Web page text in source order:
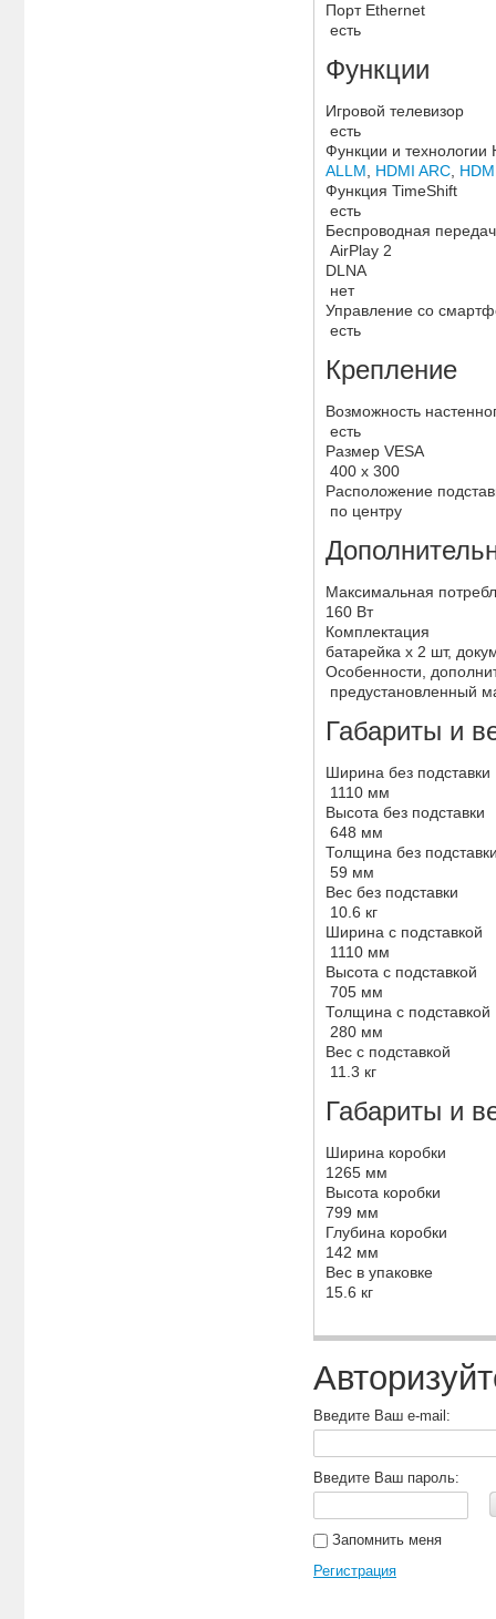
Порт Ethernet
есть
Функции
Игровой телевизор
есть
Функции и технологии
ALLM
HDMI ARC
Функция TimeShift
есть
Беспроводная
AirPlay 2
DLNA
нет
Управление со
есть
Крепление
Возможность
есть
Размер VESA
400 x 300
Расположение
по центру
Максимальная
160 Вт
Комплектация
батарейка x 2 шт,
Особенности,
предустановленный
Габариты и
Ширина без подставки
1110 мм
Высота без подставки
648 мм
Толщина без
59 мм
Вес без подставки
10.6 кг
Ширина с подставкой
1110 мм
Высота с подставкой
705 мм
Толщина с подставкой
280 мм
Вес с подставкой
11.3 кг
Габариты и
Ширина коробки
1265 мм
Высота коробки
799 мм
Глубина коробки
142 мм
Вес в упаковке
15.6 кг
Введите Ваш e-mail:
Введите Ваш пароль:
Запомнить меня
Регистрация